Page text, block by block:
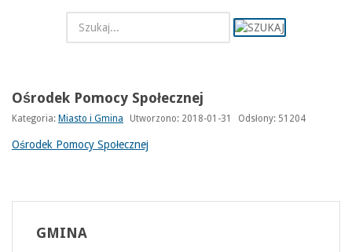
Ośrodek Pomocy Społecznej
Kategoria: Miasto i Gmina Utworzono: 2018-01-31 Odsłony: 51204
Ośrodek Pomocy Społecznej
GMINA